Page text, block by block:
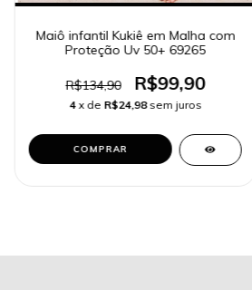
Maiô infantil Kukiê em Malha com
Proteção Uv 50+ 69265
R$134,90 R$99,90
4 x de R$24,98 sem juros
COMPRAR